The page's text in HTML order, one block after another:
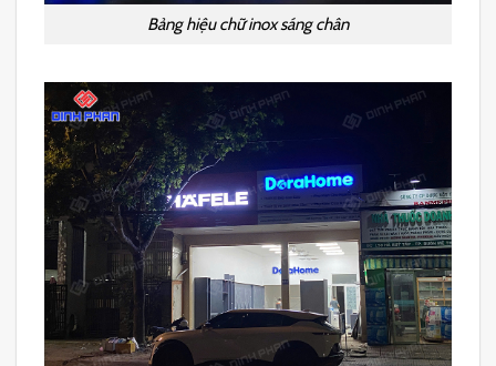
Bảng hiệu chữ inox sáng chân